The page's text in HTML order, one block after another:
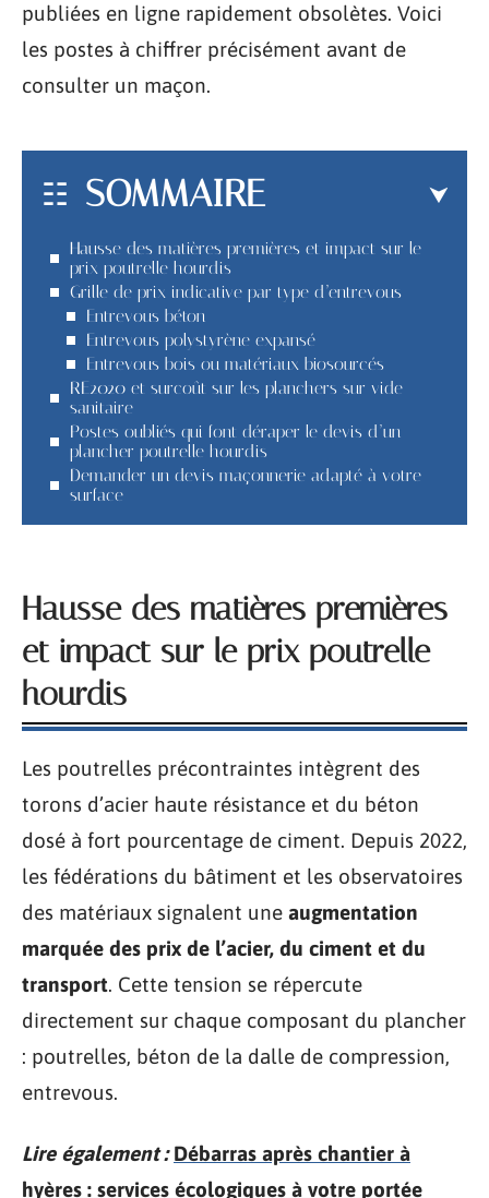
publiées en ligne rapidement obsolètes. Voici
les postes à chiffrer précisément avant de
consulter un maçon.
SOMMAIRE
Hausse des matières premières et impact sur le
prix poutrelle hourdis
Grille de prix indicative par type d’entrevous
Entrevous béton
Entrevous polystyrène expansé
Entrevous bois ou matériaux biosourcés
RE2020 et surcoût sur les planchers sur vide
sanitaire
Postes oubliés qui font déraper le devis d’un
plancher poutrelle hourdis
Demander un devis maçonnerie adapté à votre
surface
Hausse des matières premières
et impact sur le prix poutrelle
hourdis
Les poutrelles précontraintes intègrent des
torons d’acier haute résistance et du béton
dosé à fort pourcentage de ciment. Depuis 2022,
les fédérations du bâtiment et les observatoires
des matériaux signalent une augmentation
marquée des prix de l’acier, du ciment et du
transport. Cette tension se répercute
directement sur chaque composant du plancher
: poutrelles, béton de la dalle de compression,
entrevous.
Lire également : Débarras après chantier à
hyères : services écologiques à votre portée